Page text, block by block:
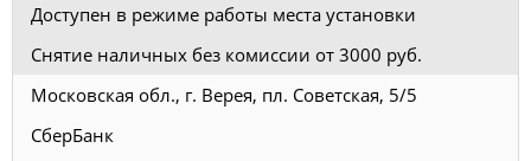
Доступен в режиме работы места установки
Снятие наличных без комиссии от 3000 руб.
Московская обл., г. Верея, пл. Советская, 5/5
СберБанк